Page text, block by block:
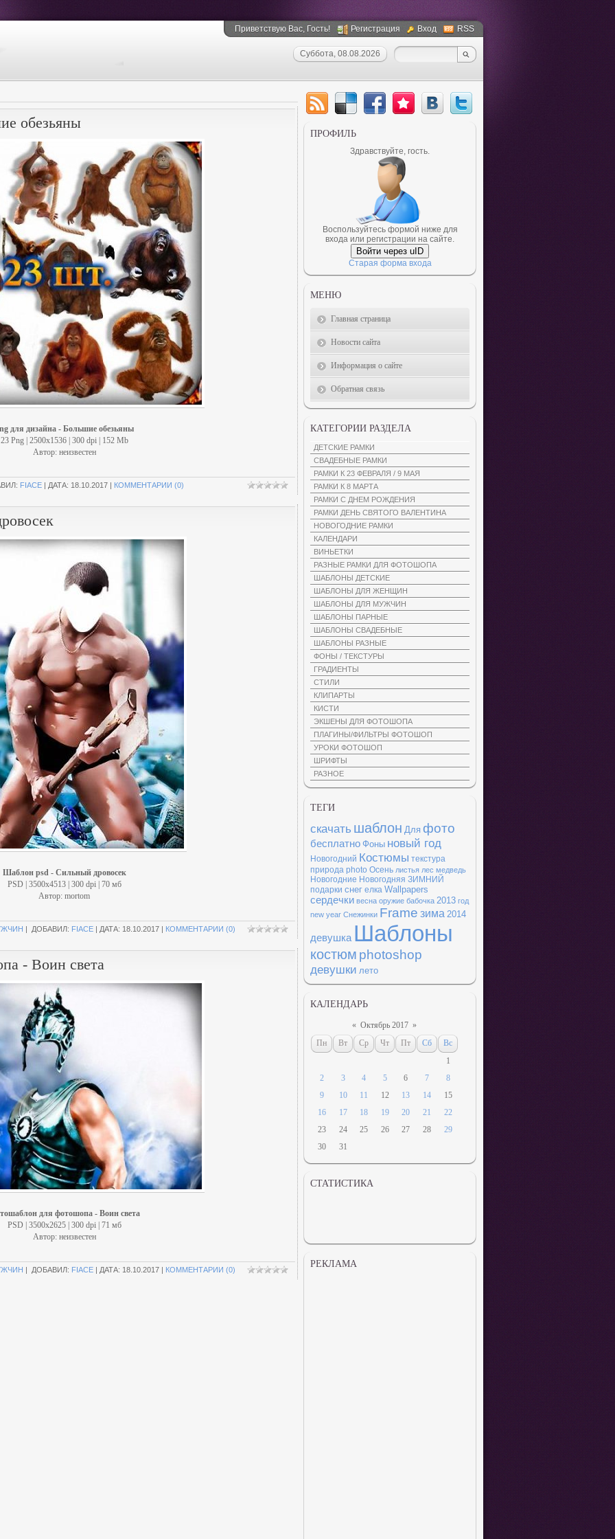
Приветствую Вас, Гость! Регистрация Вход RSS
Суббота, 08.08.2026
обезьяны
для дизайна - Большие обезьяны
23 Png | 2500х1536 | 300 dpi | 152 Mb
Автор: неизвестен
FIACE | ДАТА: 18.10.2017 | КОММЕНТАРИИ (0)
Шаблон psd - Сильный дровосек
PSD | 3500x4513 | 300 dpi | 70 мб
Автор: mortom
| ДОБАВИЛ: FIACE | ДАТА: 18.10.2017 | КОММЕНТАРИИ (0)
- Воин света
для фотошопа - Воин света
PSD | 3500x2625 | 300 dpi | 71 мб
Автор: неизвестен
| ДОБАВИЛ: FIACE | ДАТА: 18.10.2017 | КОММЕНТАРИИ (0)
ПРОФИЛЬ
Здравствуйте, гость.
Воспользуйтесь формой ниже для
входа или регистрации на сайте.
Войти через uID
Старая форма входа
МЕНЮ
Главная страница
Новости сайта
Информация о сайте
Обратная связь
КАТЕГОРИИ РАЗДЕЛА
ДЕТСКИЕ РАМКИ
СВАДЕБНЫЕ РАМКИ
РАМКИ К 23 ФЕВРАЛЯ / 9 МАЯ
РАМКИ К 8 МАРТА
РАМКИ С ДНЕМ РОЖДЕНИЯ
РАМКИ ДЕНЬ СВЯТОГО ВАЛЕНТИНА
НОВОГОДНИЕ РАМКИ
КАЛЕНДАРИ
ВИНЬЕТКИ
РАЗНЫЕ РАМКИ ДЛЯ ФОТОШОПА
ШАБЛОНЫ ДЕТСКИЕ
ШАБЛОНЫ ДЛЯ ЖЕНЩИН
ШАБЛОНЫ ДЛЯ МУЖЧИН
ШАБЛОНЫ ПАРНЫЕ
ШАБЛОНЫ СВАДЕБНЫЕ
ШАБЛОНЫ РАЗНЫЕ
ФОНЫ / ТЕКСТУРЫ
ГРАДИЕНТЫ
СТИЛИ
КЛИПАРТЫ
КИСТИ
ЭКШЕНЫ ДЛЯ ФОТОШОПА
ПЛАГИНЫ/ФИЛЬТРЫ ФОТОШОП
УРОКИ ФОТОШОП
ШРИФТЫ
РАЗНОЕ
ТЕГИ
скачать шаблон Для фото
бесплатно Фоны новый год
Новогодний Костюмы текстура
природа photo Осень листья лес медведь
Новогодние Новогодняя ЗИМНИЙ
подарки снег елка Wallpapers
сердечки весна оружие бабочка 2013 год
new year Снежинки Frame зима 2014
девушка Шаблоны
костюм photoshop
девушки лето
КАЛЕНДАРЬ
« Октябрь 2017 »
Пн
Вт Ср Чт Пт Сб
Вс
1
2
3 4 5 6 7
8
9
10 11 12 13 14
15
16
17 18 19 20 21
22
23
24 25 26 27 28
29
30
31
СТАТИСТИКА
РЕКЛАМА